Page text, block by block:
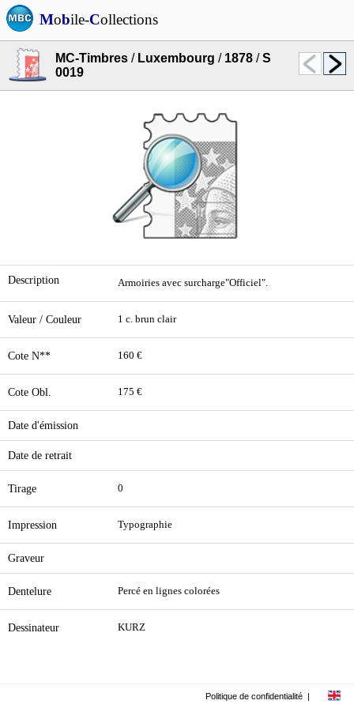
Mobile-Collections
MC-Timbres / Luxembourg / 1878 /S
0019
Description Armoiries avec surcharge"Officiel".
Valeur / Couleur 1 c. brun clair
Cote N** 160 €
Cote Obl. 175 €
Date d'émission
Date de retrait
Tirage 0
Impression Typographie
Graveur
Dentelure Percé en lignes colorées
Dessinateur KURZ
Politique de confidentialité |